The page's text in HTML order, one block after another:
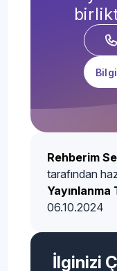
Rehberim
tarafından
Yayınlanma
06.10.2024
İlginizi